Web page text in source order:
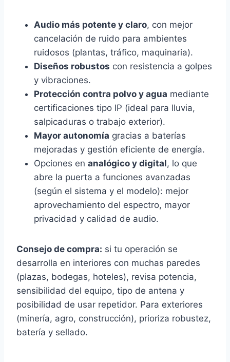
Audio más potente y claro, con mejor
cancelación de ruido para ambientes
ruidosos (plantas, tráfico, maquinaria).
Diseños robustos con resistencia a golpes
y vibraciones.
Protección contra polvo y agua mediante
certificaciones tipo IP (ideal para lluvia,
salpicaduras o trabajo exterior).
Mayor autonomía gracias a baterías
mejoradas y gestión eficiente de energía.
Opciones en analógico y digital, lo que
abre la puerta a funciones avanzadas
(según el sistema y el modelo): mejor
aprovechamiento del espectro, mayor
privacidad y calidad de audio.
Consejo de compra: si tu operación se
desarrolla en interiores con muchas paredes
(plazas, bodegas, hoteles), revisa potencia,
sensibilidad del equipo, tipo de antena y
posibilidad de usar repetidor. Para exteriores
(minería, agro, construcción), prioriza robustez,
batería y sellado.